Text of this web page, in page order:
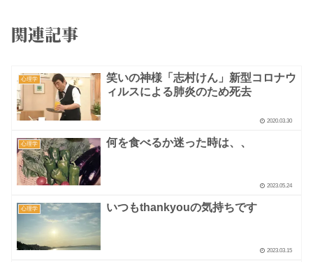
関連記事
心理学
笑いの神様「志村けん」新型コロナウ
ィルスによる肺炎のため死去
2020.03.30
心理学 何を食べるか迷った時は、、
2023.05.24
心理学 いつもthankyouの気持ちです
2023.03.15